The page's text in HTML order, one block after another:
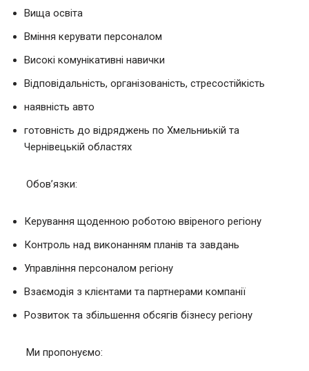
Вища освіта
Вміння керувати персоналом
Високі комунікативні навички
Відповідальність, організованість, стресостійкість
наявність авто
готовність до відряджень по Хмельниькій та
Чернівецькій областях
Обов’язки:
Керування щоденною роботою ввіреного регіону
Контроль над виконанням планів та завдань
Управління персоналом регіону
Взаємодія з клієнтами та партнерами компанії
Розвиток та збільшення обсягів бізнесу регіону
Ми пропонуємо: